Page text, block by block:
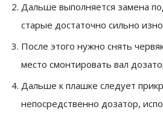
Дальше выполняется замена
старые достаточно сильно
После этого нужно снять
место смонтировать вал
Дальше к плашке следует
непосредственно дозатор,